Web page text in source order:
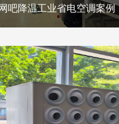
网吧降温工业省电空调案例